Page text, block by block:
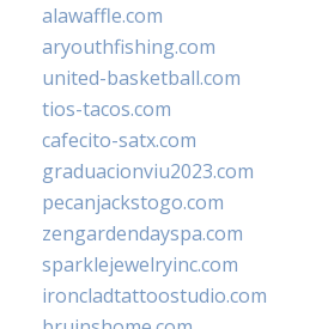
alawaffle.com
aryouthfishing.com
united-basketball.com
tios-tacos.com
cafecito-satx.com
graduacionviu2023.com
pecanjackstogo.com
zengardendayspa.com
sparklejewelryinc.com
ironcladtattoostudio.com